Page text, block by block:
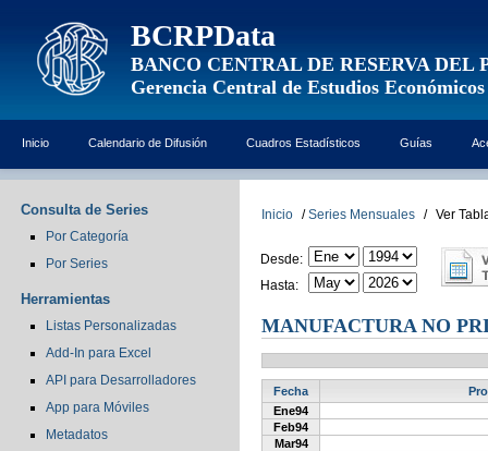
BCRPData
BANCO CENTRAL DE RESERVA DEL
Gerencia Central de Estudios Económicos
Inicio Calendario de Difusión Cuadros Estadísticos Guías
Consulta de Series
Por Categoría
Por Series
Herramientas
Listas Personalizadas
Add-In para Excel
API para Desarrolladores
App para Móviles
Metadatos
Inicio / Series Mensuales / Ver
Desde:
Hasta:
MANUFACTURA NO
Fecha
Ene94
Feb94
Mar94